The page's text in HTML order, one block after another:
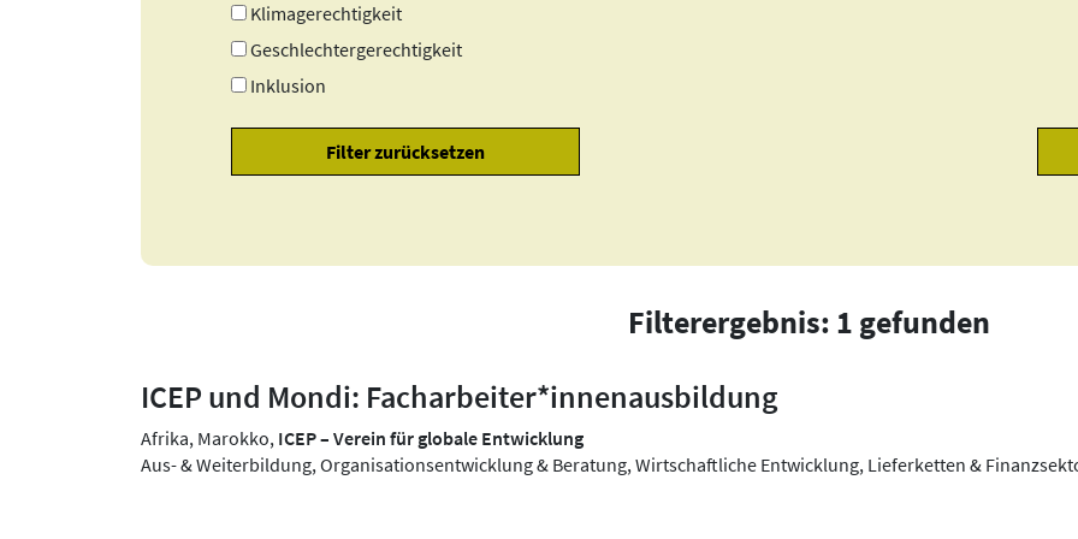
Klimagerechtigkeit
Geschlechtergerechtigkeit
Inklusion
Filterergebnis: 1 gefunden
ICEP und Mondi: Facharbeiter*innenausbildung
Afrika, Marokko, ICEP – Verein für globale Entwicklung
Aus- & Weiterbildung, Organisationsentwicklung & Beratung, Wirtschaftliche Entwicklung, Lieferketten &